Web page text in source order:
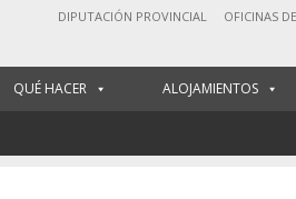
DIPUTACIÓN PROVINCIAL OFICINAS
QUÉ HACER ALOJAMIENTOS